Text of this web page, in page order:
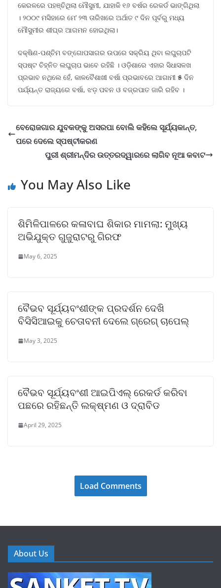
କେରଳରେ ପହଞ୍ଚିଥିଲା ମୌସୁମୀ, ଯାହାକି ୧୬ ବର୍ଷର ରେକର୍ଡ ଭାଙ୍ଗିଥିଲା
। ୨୦୦୯ ମସିହାରେ ମେ’ ୨୩ ତାରିଖରେ ଅର୍ଥାତ ୯ ଦିନ ପୂର୍ବରୁ ମଧ୍ୟ
ମୌସୁମୀର ଶୀଘ୍ର ଆଗମନ ହୋଇଥିଲା।
ଦକ୍ଷିଣ-ପଶ୍ଚିମ ବଙ୍ଗୋପସାଗର ଉପରେ ସକ୍ରିୟ ଥିବା ଲଘୁଚାପଟି
ସ୍ପଷ୍ଟ ଚିହ୍ନିତ ଲଘୁଚାପ ଭାବେ ରହିଛି । ଓଡ଼ିଶାରେ ଏହାର ସିଧାସଳଖ
ପ୍ରଭାବ ନଥିଲେ ହେଁ, କାଳବୈଶାଖୀ ବର୍ଷା ପ୍ରଭାବରେ ଆଗାମୀ ୫ ଦିନ
ପର୍ଯ୍ୟନ୍ତ ରାଜ୍ୟରେ ବର୍ଷା, ଝଡ଼ ପବନ ଓ ବଜ୍ରପାତ ଜାରି ରହିବ ।
ବେରୋଜଗାର ଯୁବକଙ୍କୁ ଅସରପା ବୋଲି କହିଲେ ସୂର୍ଯ୍ୟକାନ୍ତ,
ପରେ ଦେଲେ ସ୍ପଷ୍ଟୀକରଣ
ପୁରୀ ଶ୍ରୀମନ୍ଦିର ଉତ୍ତରଦ୍ୱାରରେ ଲାଗିବ ନୂଆ କବାଟ
You May Also Like
ଶିମିଳିପାଳରେ କଳାବାଘ ଶିକାର ମାମଲା: ମୁଖ୍ୟ
ଅଭିଯୁକ୍ତ ଗୁଜୁରାଟରୁ ଗିରଫ
May 6, 2025
ବୈଭବ ସୂର୍ଯ୍ୟବଂଶୀଙ୍କ ପ୍ରଦର୍ଶନ ଦେଖି
ବିସିସିଆଇକୁ ଚେତାବନୀ ଦେଲେ ଗ୍ରେଗ୍ ଚାପେଲ୍
May 3, 2025
ବୈଭବ ସୂର୍ଯ୍ୟବଂଶୀ ଆଇପିଏଲ୍ ରେକର୍ଡ କରିବା
ପଛରେ ରହିଛନ୍ତି ଲକ୍ଷ୍ମଣ ଓ ଦ୍ରାବିଡ
April 29, 2025
Load Comments
About Us